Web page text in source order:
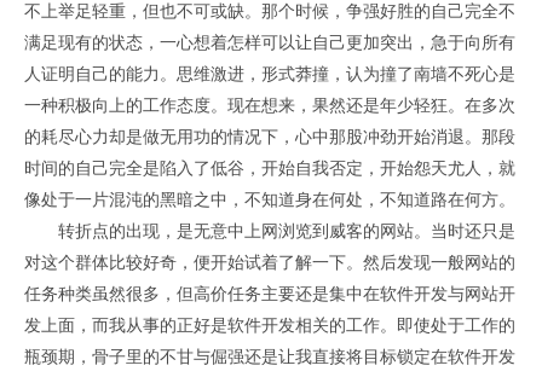
不上举足轻重，但也不可或缺。那个时候，争强好胜的自己完全不
满足现有的状态，一心想着怎样可以让自己更加突出，急于向所有
人证明自己的能力。思维激进，形式莽撞，认为撞了南墙不死心是
一种积极向上的工作态度。现在想来，果然还是年少轻狂。在多次
的耗尽心力却是做无用功的情况下，心中那股冲劲开始消退。那段
时间的自己完全是陷入了低谷，开始自我否定，开始怨天尤人，就
像处于一片混沌的黑暗之中，不知道身在何处，不知道路在何方。
转折点的出现，是无意中上网浏览到威客的网站。当时还只是
对这个群体比较好奇，便开始试着了解一下。然后发现一般网站的
任务种类虽然很多，但高价任务主要还是集中在软件开发与网站开
发上面，而我从事的正好是软件开发相关的工作。即使处于工作的
瓶颈期，骨子里的不甘与倔强还是让我直接将目标锁定在软件开发